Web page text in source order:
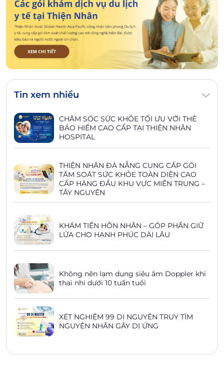
Tin xem nhiều
CHĂM SÓC SỨC KHỎE TỐI ƯU VỚI THẺ
BẢO HIỂM CAO CẤP TẠI THIỆN NHÂN
HOSPITAL
THIỆN NHÂN ĐÀ NẴNG CUNG CẤP GÓI
TẦM SOÁT SỨC KHỎE TOÀN DIỆN CAO
CẤP HÀNG ĐẦU KHU VỰC MIỀN TRUNG –
TÂY NGUYÊN
KHÁM TIỀN HÔN NHÂN – GÓP PHẦN GIỮ
LỬA CHO HẠNH PHÚC DÀI LÂU
Không nên lạm dụng siêu âm Doppler khi
thai nhi dưới 10 tuần tuổi
XÉT NGHIỆM 99 DỊ NGUYÊN TRUY TÌM
NGUYÊN NHÂN GÂY DỊ ỨNG